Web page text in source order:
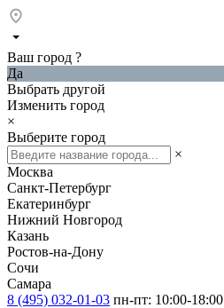
Ваш город ?
Да
Выбрать другой
Изменить город
×
Выберите город
×
Москва
Санкт-Петербург
Екатеринбург
Нижний Новгород
Казань
Ростов-на-Дону
Сочи
Самара
8 (495) 032-01-03 пн-пт: 10:00-18:00